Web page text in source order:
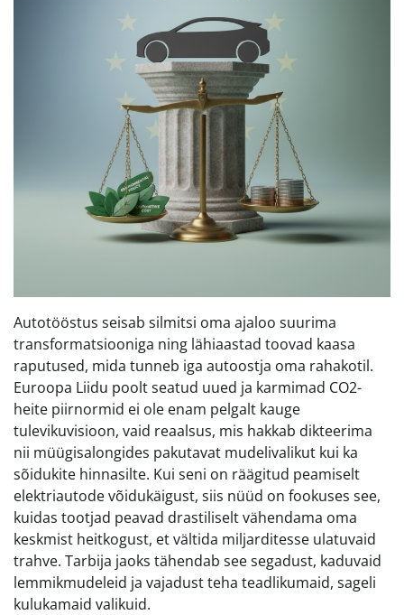
Autotööstus seisab silmitsi oma ajaloo suurima
transformatsiooniga ning lähiaastad toovad kaasa
raputused, mida tunneb iga autoostja oma rahakotil.
Euroopa Liidu poolt seatud uued ja karmimad CO2-
heite piirnormid ei ole enam pelgalt kauge
tulevikuvisioon, vaid reaalsus, mis hakkab dikteerima
nii müügisalongides pakutavat mudelivalikut kui ka
sõidukite hinnasilte. Kui seni on räägitud peamiselt
elektriautode võidukäigust, siis nüüd on fookuses see,
kuidas tootjad peavad drastiliselt vähendama oma
keskmist heitkogust, et vältida miljarditesse ulatuvaid
trahve. Tarbija jaoks tähendab see segadust, kaduvaid
lemmikmudeleid ja vajadust teha teadlikumaid, sageli
kulukamaid valikuid.